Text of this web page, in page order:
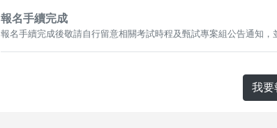
報名手續完成
報名手續完成後敬請自行留意相關考試時程及甄試專案組公告通知，
我要